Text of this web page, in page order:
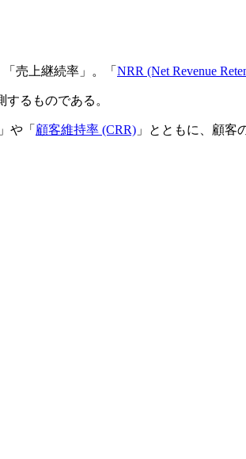
売上継続率」。「 NRR (Net Revenue
るものである。
」や「 顧客維持率 (CRR) 」とともに、顧客